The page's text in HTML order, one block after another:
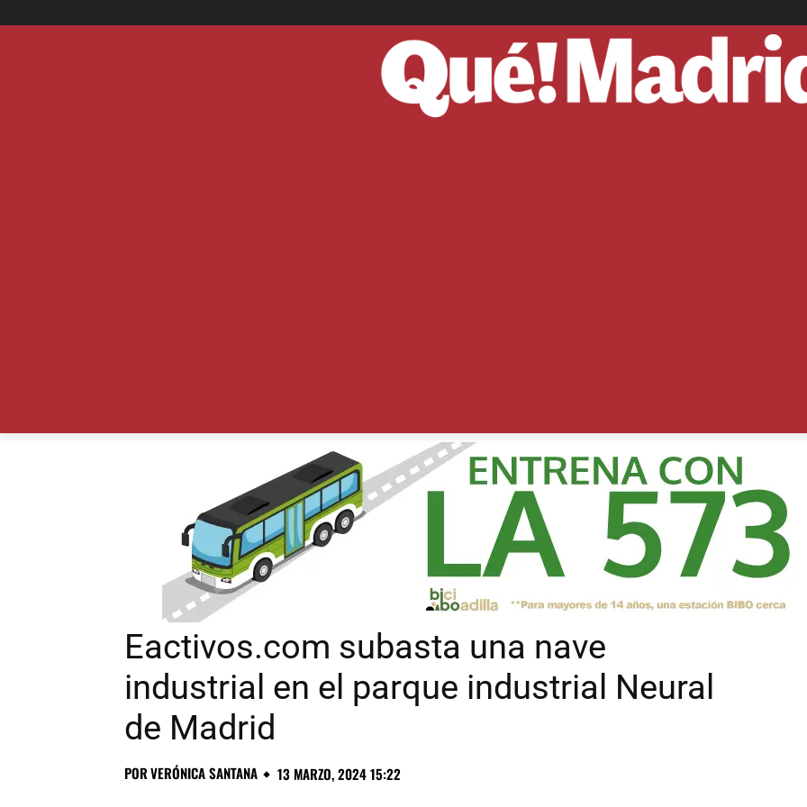
Eactivos.com subasta una nave
industrial en el parque industrial Neural
de Madrid
PORVERÓNICA SANTANA 13 MARZO, 2024 15:22